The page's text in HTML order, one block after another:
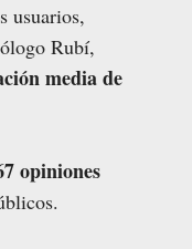
usuarios,
Rubí,
media de
opiniones